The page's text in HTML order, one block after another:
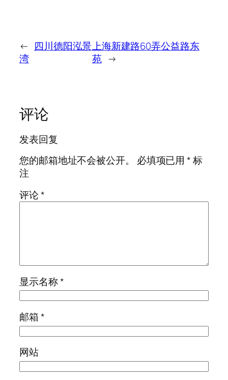
← 四川德阳泓景
湾
上海新建路60弄公益路东
苑 →
评论
发表回复
您的邮箱地址不会被公开。
必填项已用*标
注
评论*
显示名称*
邮箱*
网站